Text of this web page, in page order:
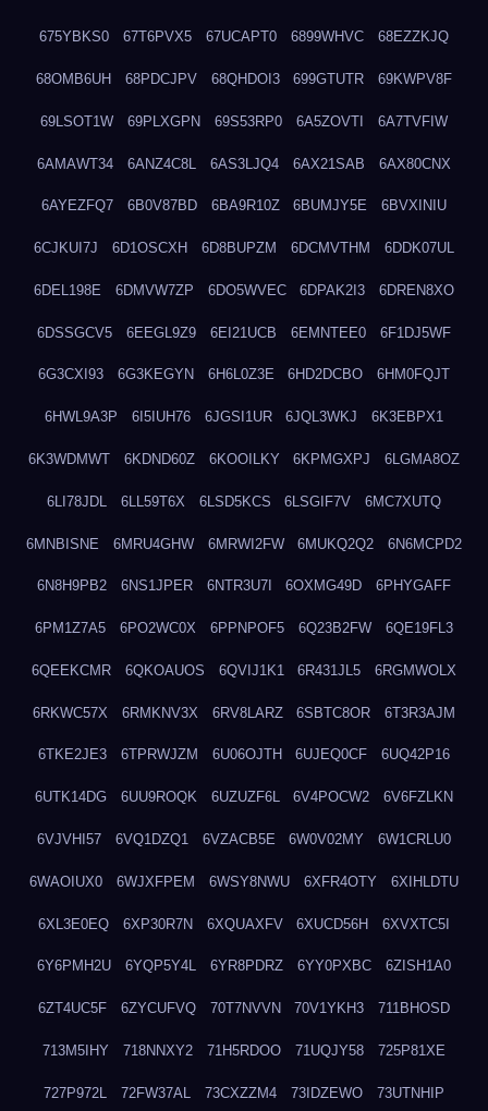
675YBKS0 67T6PVX5 67UCAPT0 6899WHVC 68EZZKJQ
68OMB6UH 68PDCJPV 68QHDOI3 699GTUTR 69KWPV8F
69LSOT1W 69PLXGPN 69S53RP0 6A5ZOVTI 6A7TVFIW
6AMAWT34 6ANZ4C8L 6AS3LJQ4 6AX21SAB 6AX80CNX
6AYEZFQ7 6B0V87BD 6BA9R10Z 6BUMJY5E 6BVXINIU
6CJKUI7J 6D1OSCXH 6D8BUPZM 6DCMVTHM 6DDK07UL
6DEL198E 6DMVW7ZP 6DO5WVEC 6DPAK2I3 6DREN8XO
6DSSGCV5 6EEGL9Z9 6EI21UCB 6EMNTEE0 6F1DJ5WF
6G3CXI93 6G3KEGYN 6H6L0Z3E 6HD2DCBO 6HM0FQJT
6HWL9A3P 6I5IUH76 6JGSI1UR 6JQL3WKJ 6K3EBPX1
6K3WDMWT 6KDND60Z 6KOOILKY 6KPMGXPJ 6LGMA8OZ
6LI78JDL 6LL59T6X 6LSD5KCS 6LSGIF7V 6MC7XUTQ
6MNBISNE 6MRU4GHW 6MRWI2FW 6MUKQ2Q2 6N6MCPD2
6N8H9PB2 6NS1JPER 6NTR3U7I 6OXMG49D 6PHYGAFF
6PM1Z7A5 6PO2WC0X 6PPNPOF5 6Q23B2FW 6QE19FL3
6QEEKCMR 6QKOAUOS 6QVIJ1K1 6R431JL5 6RGMWOLX
6RKWC57X 6RMKNV3X 6RV8LARZ 6SBTC8OR 6T3R3AJM
6TKE2JE3 6TPRWJZM 6U06OJTH 6UJEQ0CF 6UQ42P16
6UTK14DG 6UU9ROQK 6UZUZF6L 6V4POCW2 6V6FZLKN
6VJVHI57 6VQ1DZQ1 6VZACB5E 6W0V02MY 6W1CRLU0
6WAOIUX0 6WJXFPEM 6WSY8NWU 6XFR4OTY 6XIHLDTU
6XL3E0EQ 6XP30R7N 6XQUAXFV 6XUCD56H 6XVXTC5I
6Y6PMH2U 6YQP5Y4L 6YR8PDRZ 6YY0PXBC 6ZISH1A0
6ZT4UC5F 6ZYCUFVQ 70T7NVVN 70V1YKH3 711BHOSD
713M5IHY 718NNXY2 71H5RDOO 71UQJY58 725P81XE
727P972L 72FW37AL 73CXZZM4 73IDZEWO 73UTNHIP